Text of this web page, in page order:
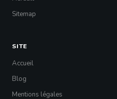
Sitemap
SITE
Accueil
Blog
Mentions légales